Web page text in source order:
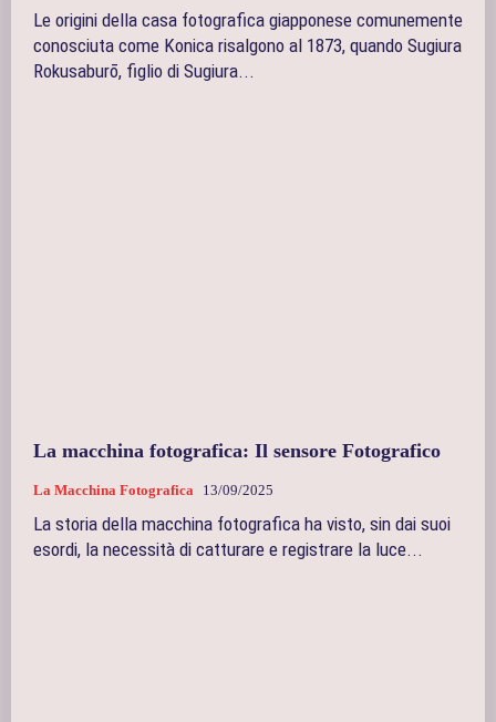
Le origini della casa fotografica giapponese comunemente
conosciuta come Konica risalgono al 1873, quando Sugiura
Rokusaburō, figlio di Sugiura...
La macchina fotografica: Il sensore Fotografico
La Macchina Fotografica 13/09/2025
La storia della macchina fotografica ha visto, sin dai suoi
esordi, la necessità di catturare e registrare la luce...